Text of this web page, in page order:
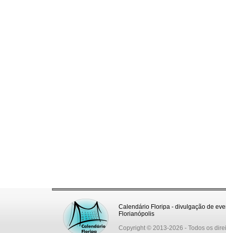
Calendário Floripa - divulgação de
Florianópolis
Copyright © 2013-2026 - Todos os